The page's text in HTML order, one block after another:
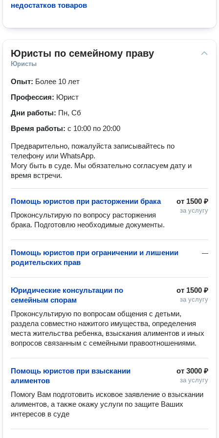
недостатков товаров
Юристы по семейному праву
Юристы
Опыт: Более 10 лет
Профессия: Юрист
Дни работы: Пн, Сб
Время работы: с 10:00 по 20:00
Предварительно, пожалуйста записывайтесь по
телефону или WhatsApp.
Могу быть в суде. Мы обязательно согласуем дату и
время встречи.
от 1500 ₽
за услугу
Помощь юристов при расторжении брака
Проконсультирую по вопросу расторжения
брака. Подготовлю необходимые документы.
—
Помощь юристов при ограничении и лишении
родительских прав
от 1500 ₽
за услугу
Юридические консультации по
семейным спорам
Проконсультирую по вопросам общения с детьми,
раздела совместно нажитого имущества, определения
места жительства ребенка, взыскания алиментов и иных
вопросов связанным с семейными правоотношениями.
от 3000 ₽
за услугу
Помощь юристов при взыскании
алиментов
Помогу Вам подготовить исковое заявление о взыскании
алиментов, а также окажу услуги по защите Ваших
интересов в суде